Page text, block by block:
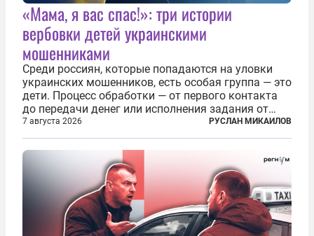
«Мама, я вас спас!»: три истории
вербовки детей украинскими
мошенниками
Среди россиян, которые попадаются на уловки
украинских мошенников, есть особая группа — это
дети. Процесс обработки — от первого контакта
до передачи денег или исполнения задания от
кураторов может занять от двух часов до
нескольких месяцев. Детей превращают в
послушных исполнителей, которые...
7 августа 2026 РУСЛАН МИКАИЛОВ